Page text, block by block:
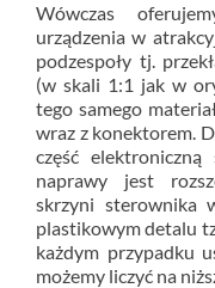
Wówczas
urządzenia w
podzespoły tj.
(w skali 1:1 jak w
tego samego
wraz z konektorem.
część
naprawy jest
skrzyni sterownika
plastikowym detalu
każdym przypadku
możemy liczyć na